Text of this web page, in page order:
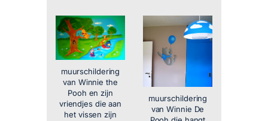
muurschildering
van Winnie the
Pooh en zijn
vriendjes die aan
het vissen zijn
muurschildering
van Winnie De